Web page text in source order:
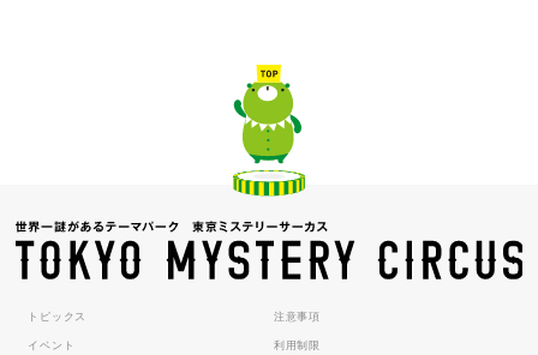
トピックス
イベント
注意事項
利用制限